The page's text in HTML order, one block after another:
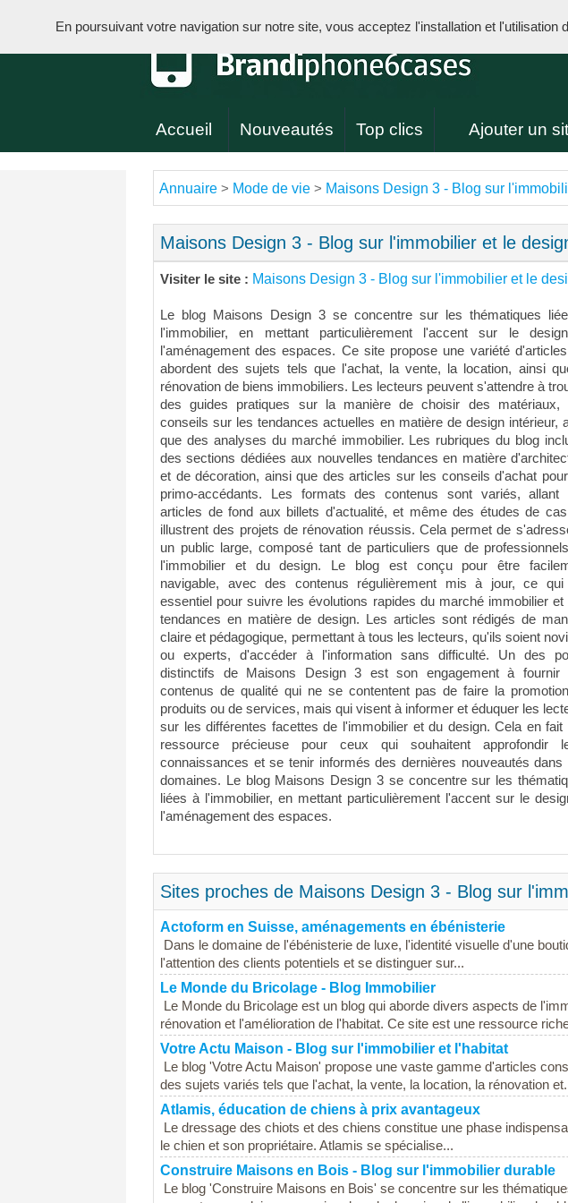
Accueil Nouveautés Top clics Ajouter un
Annuaire > Mode de vie > Maisons Design 3 - Blog sur
Maisons Design 3 - Blog sur l'immobilier et le
Visiter le site : Maisons Design 3 - Blog sur l'immobilier et le
Le blog Maisons Design 3 se concentre sur les thématiques
l'immobilier, en mettant particulièrement l'accent sur le
l'aménagement des espaces. Ce site propose une variété
abordent des sujets tels que l'achat, la vente, la location, ainsi
rénovation de biens immobiliers. Les lecteurs peuvent s'attendre à
des guides pratiques sur la manière de choisir des matériaux,
conseils sur les tendances actuelles en matière de design intérieur,
que des analyses du marché immobilier. Les rubriques du blog
des sections dédiées aux nouvelles tendances en matière
et de décoration, ainsi que des articles sur les conseils d'achat
primo-accédants. Les formats des contenus sont variés, allant
articles de fond aux billets d'actualité, et même des études de
illustrent des projets de rénovation réussis. Cela permet de
un public large, composé tant de particuliers que de
l'immobilier et du design. Le blog est conçu pour être
navigable, avec des contenus régulièrement mis à jour, ce
essentiel pour suivre les évolutions rapides du marché immobilier et
tendances en matière de design. Les articles sont rédigés de
claire et pédagogique, permettant à tous les lecteurs, qu'ils soient
ou experts, d'accéder à l'information sans difficulté. Un des
distinctifs de Maisons Design 3 est son engagement à fournir
contenus de qualité qui ne se contentent pas de faire la
produits ou de services, mais qui visent à informer et éduquer les
sur les différentes facettes de l'immobilier et du design. Cela en fait
ressource précieuse pour ceux qui souhaitent approfondir
connaissances et se tenir informés des dernières nouveautés dans
domaines. Le blog Maisons Design 3 se concentre sur les
liées à l'immobilier, en mettant particulièrement l'accent sur le
l'aménagement des espaces.
Sites proches de Maisons Design 3 - Blog sur
Actoform en Suisse, aménagements en ébénisterie
Dans le domaine de l'ébénisterie de luxe, l'identité visuelle d'une
l'attention des clients potentiels et se distinguer sur...
Le Monde du Bricolage - Blog Immobilier
Le Monde du Bricolage est un blog qui aborde divers aspects de
rénovation et l'amélioration de l'habitat. Ce site est une ressource
Votre Actu Maison - Blog sur l'immobilier et l'habitat
Le blog 'Votre Actu Maison' propose une vaste gamme d'articles
des sujets variés tels que l'achat, la vente, la location, la rénovation
Atlamis, éducation de chiens à prix avantageux
Le dressage des chiots et des chiens constitue une phase
le chien et son propriétaire. Atlamis se spécialise...
Construire Maisons en Bois - Blog sur l'immobilier durable
Le blog 'Construire Maisons en Bois' se concentre sur les
En poursuivant votre navigation sur notre site, vous acceptez l'installation et